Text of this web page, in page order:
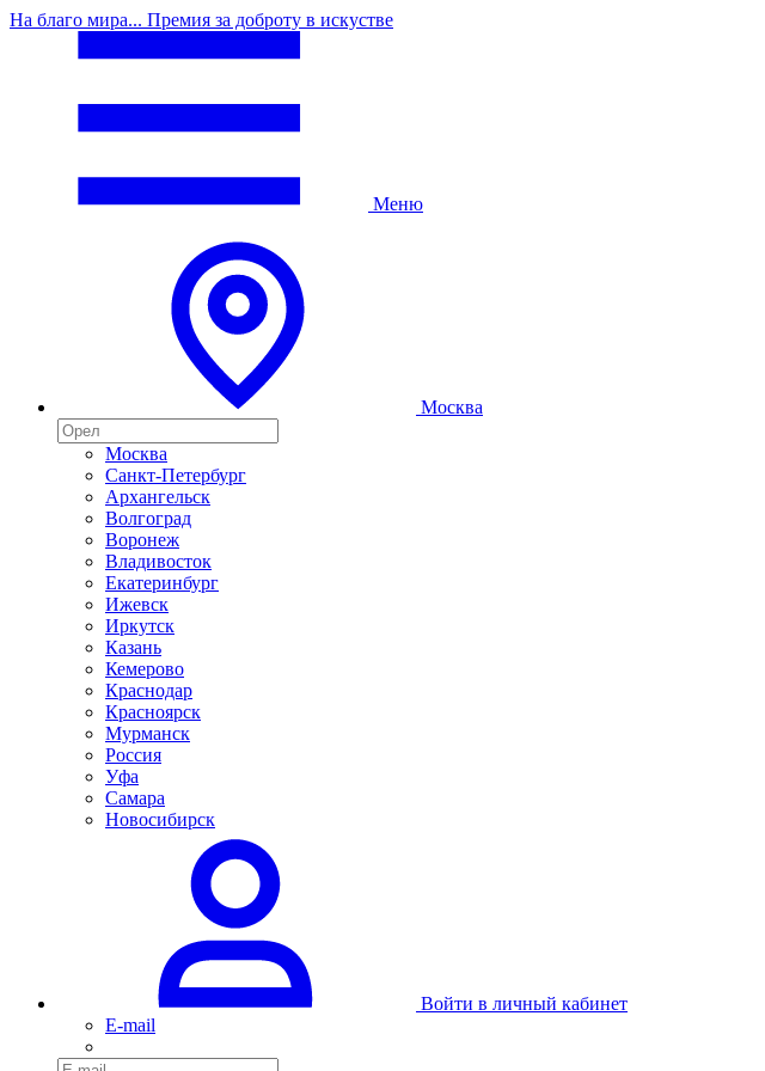
На благо мира... Премия за доброту в искустве
Меню
Москва
Москва
Санкт-Петербург
Архангельск
Волгоград
Воронеж
Владивосток
Екатеринбург
Ижевск
Иркутск
Казань
Кемерово
Краснодар
Красноярск
Мурманск
Россия
Уфа
Самара
Новосибирск
Войти в личный кабинет
E-mail